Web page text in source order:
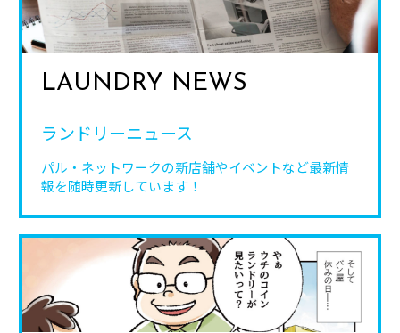
LAUNDRY NEWS
ランドリーニュース
パル・ネットワークの新店舗やイベントなど最新情
報を随時更新しています！